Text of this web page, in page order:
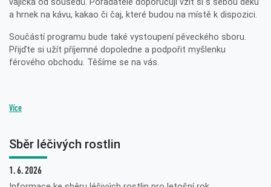
a hrnek na kávu, kakao či čaj, které budou na místě k dispozici.
Součástí programu bude také vystoupení pěveckého sboru.
Přijďte si užít příjemné dopoledne a podpořit myšlenku
férového obchodu. Těšíme se na vás.
Více
Sběr léčivých rostlin
1. 6. 2026